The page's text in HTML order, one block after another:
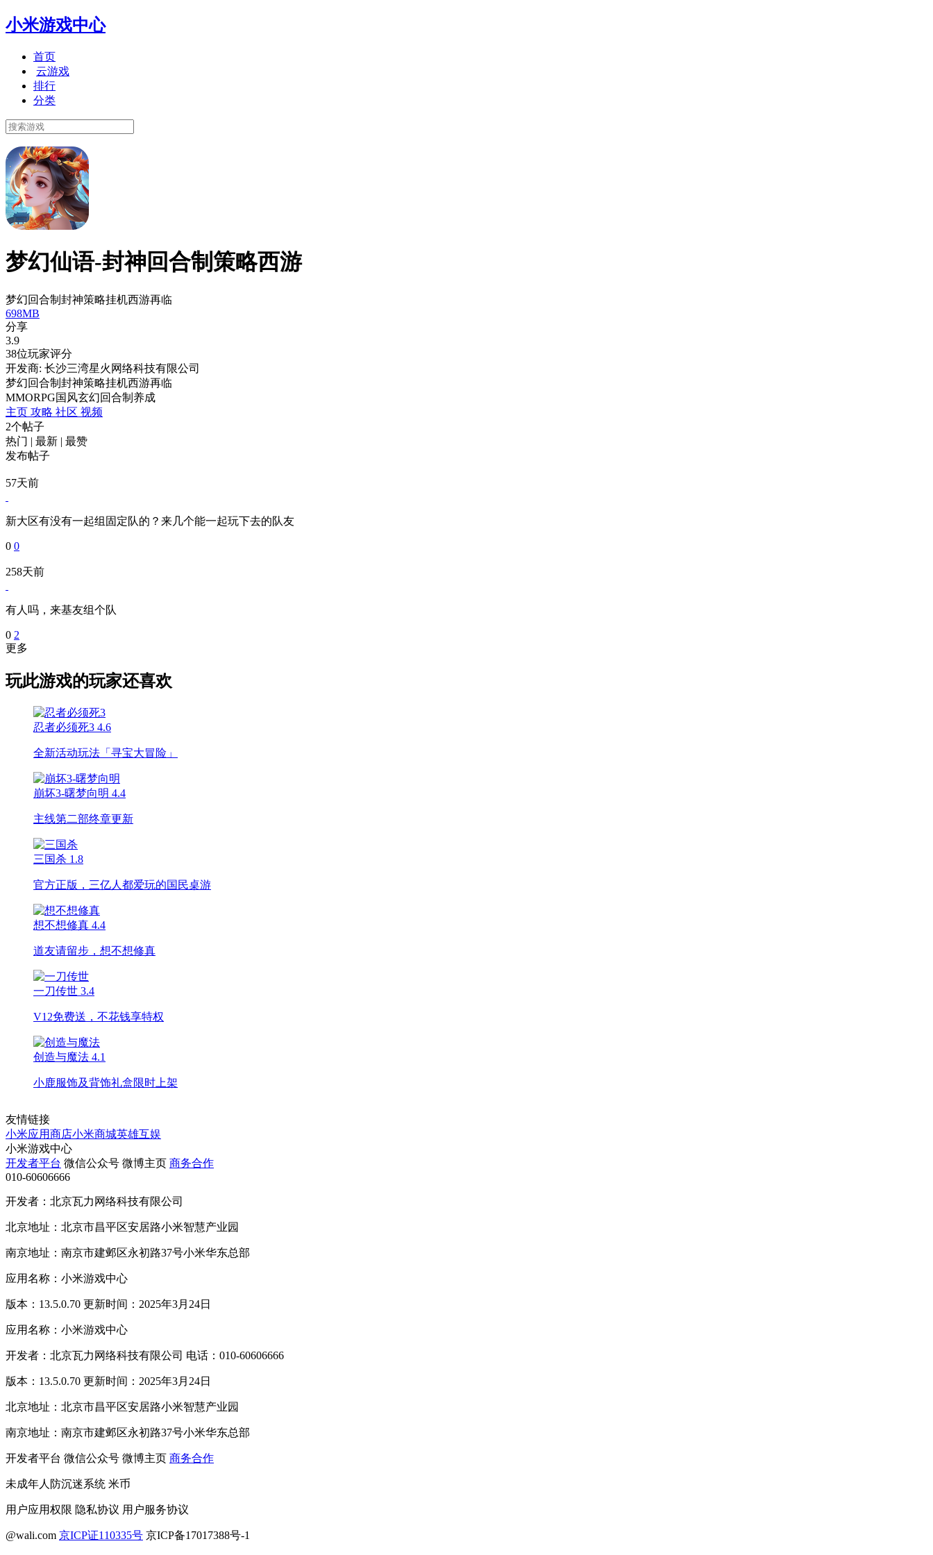
小米游戏中心
首页
云游戏
排行
分类
梦幻仙语-封神回合制策略西游
梦幻回合制封神策略挂机西游再临
698MB
分享
3.9
38位玩家评分
开发商: 长沙三湾星火网络科技有限公司
梦幻回合制封神策略挂机西游再临
MMORPG国风玄幻回合制 养成
主页 攻略 社区 视频
2个帖子
热门 | 最新 | 最赞
发布帖子
57天前
新大区有没有一起组固定队的？来几个能一起玩下去的队友
0 0
258天前
有人吗，来基友组个队
0 2
更多
玩此游戏的玩家还喜欢
忍者必须死3 4.6
全新活动玩法「寻宝大冒险」
崩坏3-曙梦向明 4.4
主线第二部终章更新
三国杀 1.8
官方正版，三亿人都爱玩的国民桌游
想不想修真 4.4
道友请留步，想不想修真
一刀传世 3.4
V12免费送，不花钱享特权
创造与魔法 4.1
小鹿服饰及背饰礼盒限时上架
友情链接
小米应用商店小米商城英雄互娱
小米游戏中心
开发者平台 微信公众号 微博主页 商务合作
010-60606666
开发者：北京瓦力网络科技有限公司
北京地址：北京市昌平区安居路小米智慧产业园
南京地址：南京市建邺区永初路37号小米华东总部
应用名称：小米游戏中心
版本：13.5.0.70 更新时间：2025年3月24日
应用名称：小米游戏中心
开发者：北京瓦力网络科技有限公司 电话：010-60606666
版本：13.5.0.70 更新时间：2025年3月24日
北京地址：北京市昌平区安居路小米智慧产业园
南京地址：南京市建邺区永初路37号小米华东总部
开发者平台 微信公众号 微博主页 商务合作
未成年人防沉迷系统 米币
用户应用权限 隐私协议 用户服务协议
@wali.com 京ICP证110335号 京ICP备17017388号-1